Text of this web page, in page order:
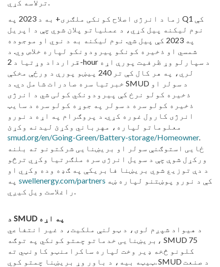
ترلاسه کړي.
زما د انرژی اصلاح کونکی ملګری+ به د 2023 په Q1 کې
نوم لیکنه پیل کړي، د عملیاتو پلان شوي چې د اپریل
په 2023 کې پیل شي. نوم لیکنه به د نوي او موجوده
شمسي او ذخیره کونکو پیرودونکو لپاره خلاص وي. د
قرارداد وړتیا د 2-hour د سپارلو وړ ظرفیت پورې اړه
لري، په هر کال کې تر 240 پیښو پورې د ورځې مخکې
خبرتیا سره صادرات شامل دي. د SMUD د سولر او
ذخیره کولو نرخ کې پیرودونکي کولی شي د انرژی
ذخیره کولو سره د سولر په جوړه کولو سره د سایټ
انرژی کارول غوره کړي. د پروګرام په اړه د نورو
معلوماتو لپاره، مهرباني وکړئ لیدنه وکړئ
smud.org/en/Going-Green/Battery-storage/Homeowner.
ځایی استوګنې سولر او بریښنایی شرکتونو ته بلنه
ورکړل شوې چې د سویل انرژی سره ملګرتیا وکړي ترڅو
د دې توزیع شوي بریښنا فابریکې په ګډه وده وکړي او
swellenergy.com/partners
راغلاست ویل کیږي.
د SMUD په اړه
د هیواد شپږم لوی، د ټولنې ملکیت، د غیر انتفاعي
بریښنایی خدماتو چمتو کونکي په توګه، SMUD 75
کلونو څخه ډیر وخت لپاره ساکرامنټو کاونټي ته
ټیټه بیه، د باور وړ بریښنا چمتو کوي. SMUD د صنعت